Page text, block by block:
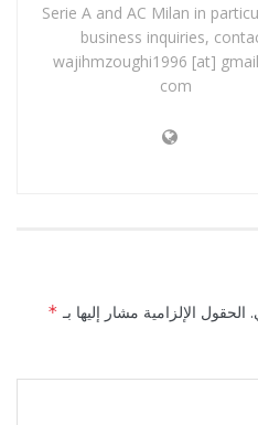
Serie A and AC Milan in
business inquiries,
wajihmzoughi1996 [at]
com
الحقول الإلزامية مشار إليها بـ *